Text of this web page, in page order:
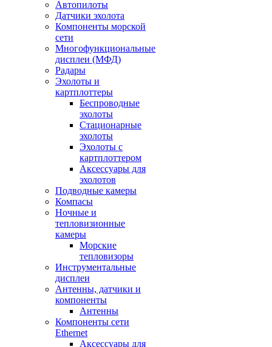
Автопилоты
Датчики эхолота
Компоненты морской
сети
Многофункциональные
дисплеи (МФД)
Радары
Эхолоты и
картплоттеры
Беспроводные
эхолоты
Стационарные
эхолоты
Эхолоты с
картплоттером
Аксессуары для
эхолотов
Подводные камеры
Компасы
Ночные и
тепловизионные
камеры
Морские
тепловизоры
Инструментальные
дисплеи
Антенны, датчики и
компоненты
Антенны
Компоненты сети
Ethernet
Аксессуары для